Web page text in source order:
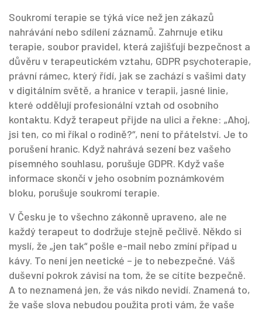
Soukromí terapie se týká více než jen zákazů
nahrávání nebo sdílení záznamů. Zahrnuje etiku
terapie, soubor pravidel, která zajišťují bezpečnost a
důvěru v terapeutickém vztahu, GDPR psychoterapie,
právní rámec, který řídí, jak se zachází s vašimi daty
v digitálním světě, a hranice v terapii, jasné linie,
které oddělují profesionální vztah od osobního
kontaktu. Když terapeut přijde na ulici a řekne: „Ahoj,
jsi ten, co mi říkal o rodině?“, není to přátelství. Je to
porušení hranic. Když nahrává sezení bez vašeho
písemného souhlasu, porušuje GDPR. Když vaše
informace skončí v jeho osobním poznámkovém
bloku, porušuje soukromí terapie.
V Česku je to všechno zákonně upraveno, ale ne
každý terapeut to dodržuje stejně pečlivě. Někdo si
myslí, že „jen tak“ pošle e-mail nebo zmíní případ u
kávy. To není jen neetické – je to nebezpečné. Váš
duševní pokrok závisí na tom, že se cítíte bezpečně.
A to neznamená jen, že vás nikdo nevidí. Znamená to,
že vaše slova nebudou použita proti vám, že vaše